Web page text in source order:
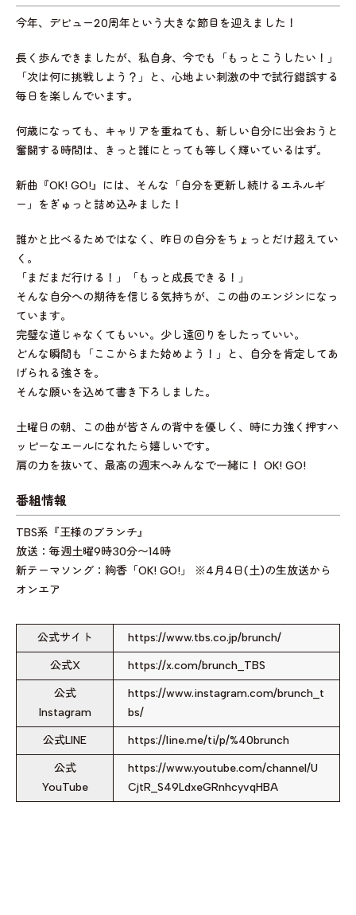
今年、デビュー20周年という大きな節目を迎えました！
長く歩んできましたが、私自身、今でも「もっとこうしたい！」
「次は何に挑戦しよう？」と、心地よい刺激の中で試行錯誤する
毎日を楽しんでいます。
何歳になっても、キャリアを重ねても、新しい自分に出会おうと
奮闘する時間は、きっと誰にとっても等しく輝いているはず。
新曲『OK! GO!』には、そんな「自分を更新し続けるエネルギ
ー」をぎゅっと詰め込みました！
誰かと比べるためではなく、昨日の自分をちょっとだけ超えてい
く。
「まだまだ行ける！」「もっと成長できる！」
そんな自分への期待を信じる気持ちが、この曲のエンジンになっ
ています。
完璧な道じゃなくてもいい。少し遠回りをしたっていい。
どんな瞬間も「ここからまた始めよう！」と、自分を肯定してあ
げられる強さを。
そんな願いを込めて書き下ろしました。
土曜日の朝、この曲が皆さんの背中を優しく、時に力強く押すハ
ッピーなエールになれたら嬉しいです。
肩の力を抜いて、最高の週末へみんなで一緒に！ OK! GO!
番組情報
TBS系『王様のブランチ』
放送：毎週土曜9時30分〜14時
新テーマソング：絢香「OK! GO!」 ※4月4日(土)の生放送から
オンエア
公式サイト https://www.tbs.co.jp/brunch/
公式X https://x.com/brunch_TBS
公式
Instagram
https://www.instagram.com/brunch_t
bs/
公式LINE https://line.me/ti/p/%40brunch
公式
YouTube
https://www.youtube.com/channel/U
CjtR_S49LdxeGRnhcyvqHBA